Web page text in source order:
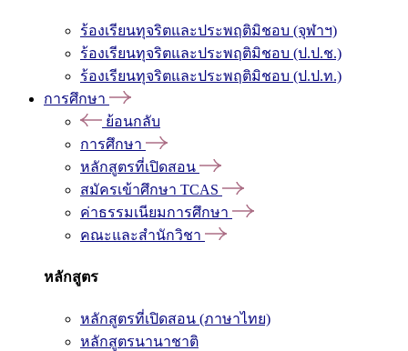
ร้องเรียนทุจริตและประพฤติมิชอบ (จุฬาฯ)
ร้องเรียนทุจริตและประพฤติมิชอบ (ป.ป.ช.)
ร้องเรียนทุจริตและประพฤติมิชอบ (ป.ป.ท.)
การศึกษา
ย้อนกลับ
การศึกษา
หลักสูตรที่เปิดสอน
สมัครเข้าศึกษา TCAS
ค่าธรรมเนียมการศึกษา
คณะและสำนักวิชา
หลักสูตร
หลักสูตรที่เปิดสอน (ภาษาไทย)
หลักสูตรนานาชาติ